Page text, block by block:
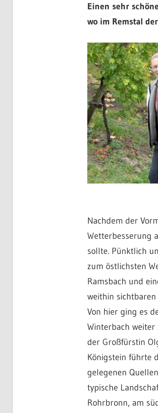
Einen sehr
wo im Remstal
Nachdem der
Wetterbesserung
sollte. Pünktlich
zum östlichsten
Ramsbach und
weithin
Von hier ging es
Winterbach
der Großfürstin
Königstein führte
gelegenen
typische
Rohrbronn, am